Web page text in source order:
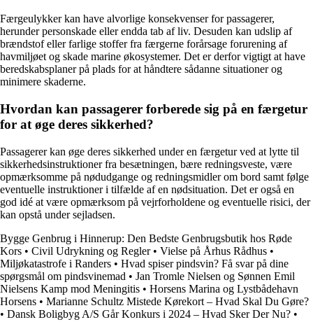
Færgeulykker kan have alvorlige konsekvenser for passagerer,
herunder personskade eller endda tab af liv. Desuden kan udslip af
brændstof eller farlige stoffer fra færgerne forårsage forurening af
havmiljøet og skade marine økosystemer. Det er derfor vigtigt at have
beredskabsplaner på plads for at håndtere sådanne situationer og
minimere skaderne.
Hvordan kan passagerer forberede sig på en færgetur
for at øge deres sikkerhed?
Passagerer kan øge deres sikkerhed under en færgetur ved at lytte til
sikkerhedsinstruktioner fra besætningen, bære redningsveste, være
opmærksomme på nødudgange og redningsmidler om bord samt følge
eventuelle instruktioner i tilfælde af en nødsituation. Det er også en
god idé at være opmærksom på vejrforholdene og eventuelle risici, der
kan opstå under sejladsen.
Bygge Genbrug i Hinnerup: Den Bedste Genbrugsbutik hos Røde
Kors • Civil Udrykning og Regler• Vielse på Århus Rådhus •
Miljøkatastrofe i Randers • Hvad spiser pindsvin? Få svar på dine
spørgsmål om pindsvinemad • Jan Tromle Nielsen og Sønnen Emil
Nielsens Kamp mod Meningitis • Horsens Marina og Lystbådehavn
Horsens • Marianne Schultz Mistede Kørekort – Hvad Skal Du Gøre?
• Dansk Boligbyg A/S Går Konkurs i 2024 – Hvad Sker Der Nu? •